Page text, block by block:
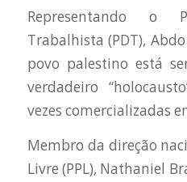
Representando o
Trabalhista (PDT),
povo palestino está
verdadeiro
vezes comercializadas
Membro da direção
Livre (PPL), Nathaniel